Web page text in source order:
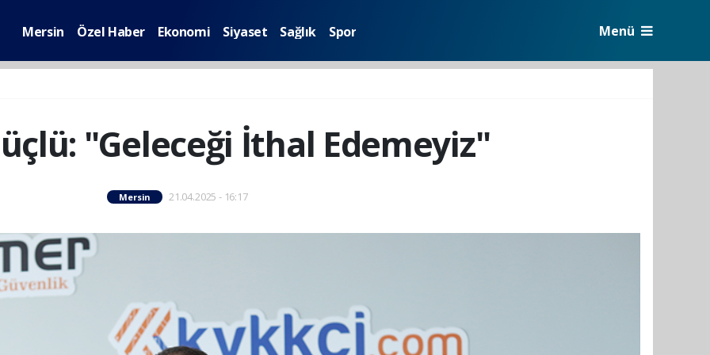
Mersin Özel Haber Ekonomi Siyaset Sağlık Spor Menü
"Geleceği İthal Edemeyiz"
Mersin 21.04.2025 - 16:17